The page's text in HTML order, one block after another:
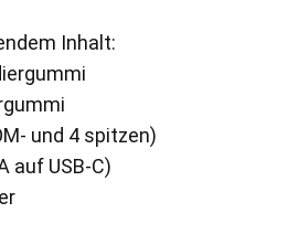
Inhalt:
und 4 spitzen)
auf USB-C)